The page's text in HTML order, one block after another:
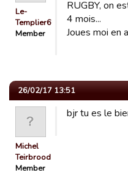
Le-
Templier66
Member
RUGBY, on
4 mois...
Joues moi en
26/02/17 13:51
Michel
Teirbrood
Member
bjr tu es le